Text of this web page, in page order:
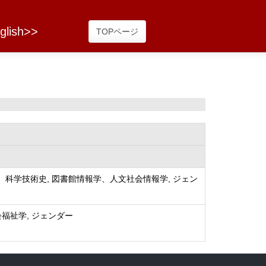
TOPページ
科学技術史, 図書館情報学、人文社会情報学, ジェン
祉学, ジェンダー